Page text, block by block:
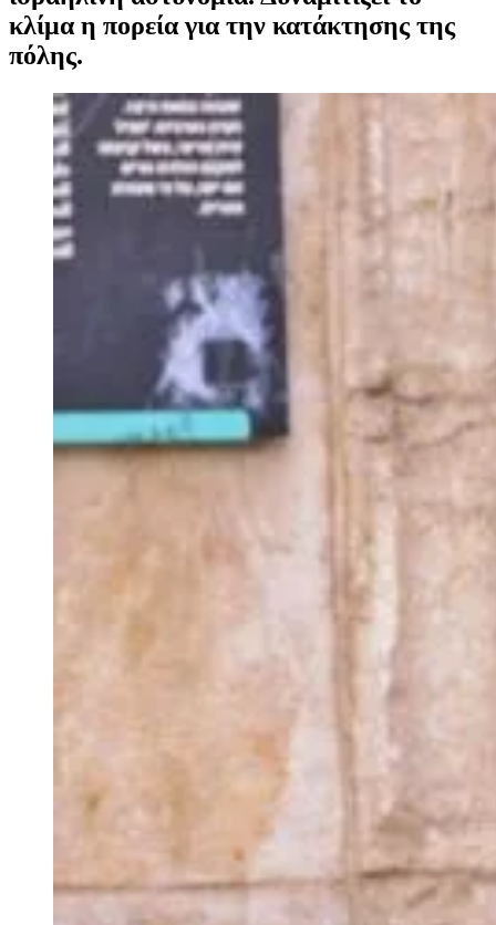
κλίμα η πορεία για την κατάκτησης της
πόλης.